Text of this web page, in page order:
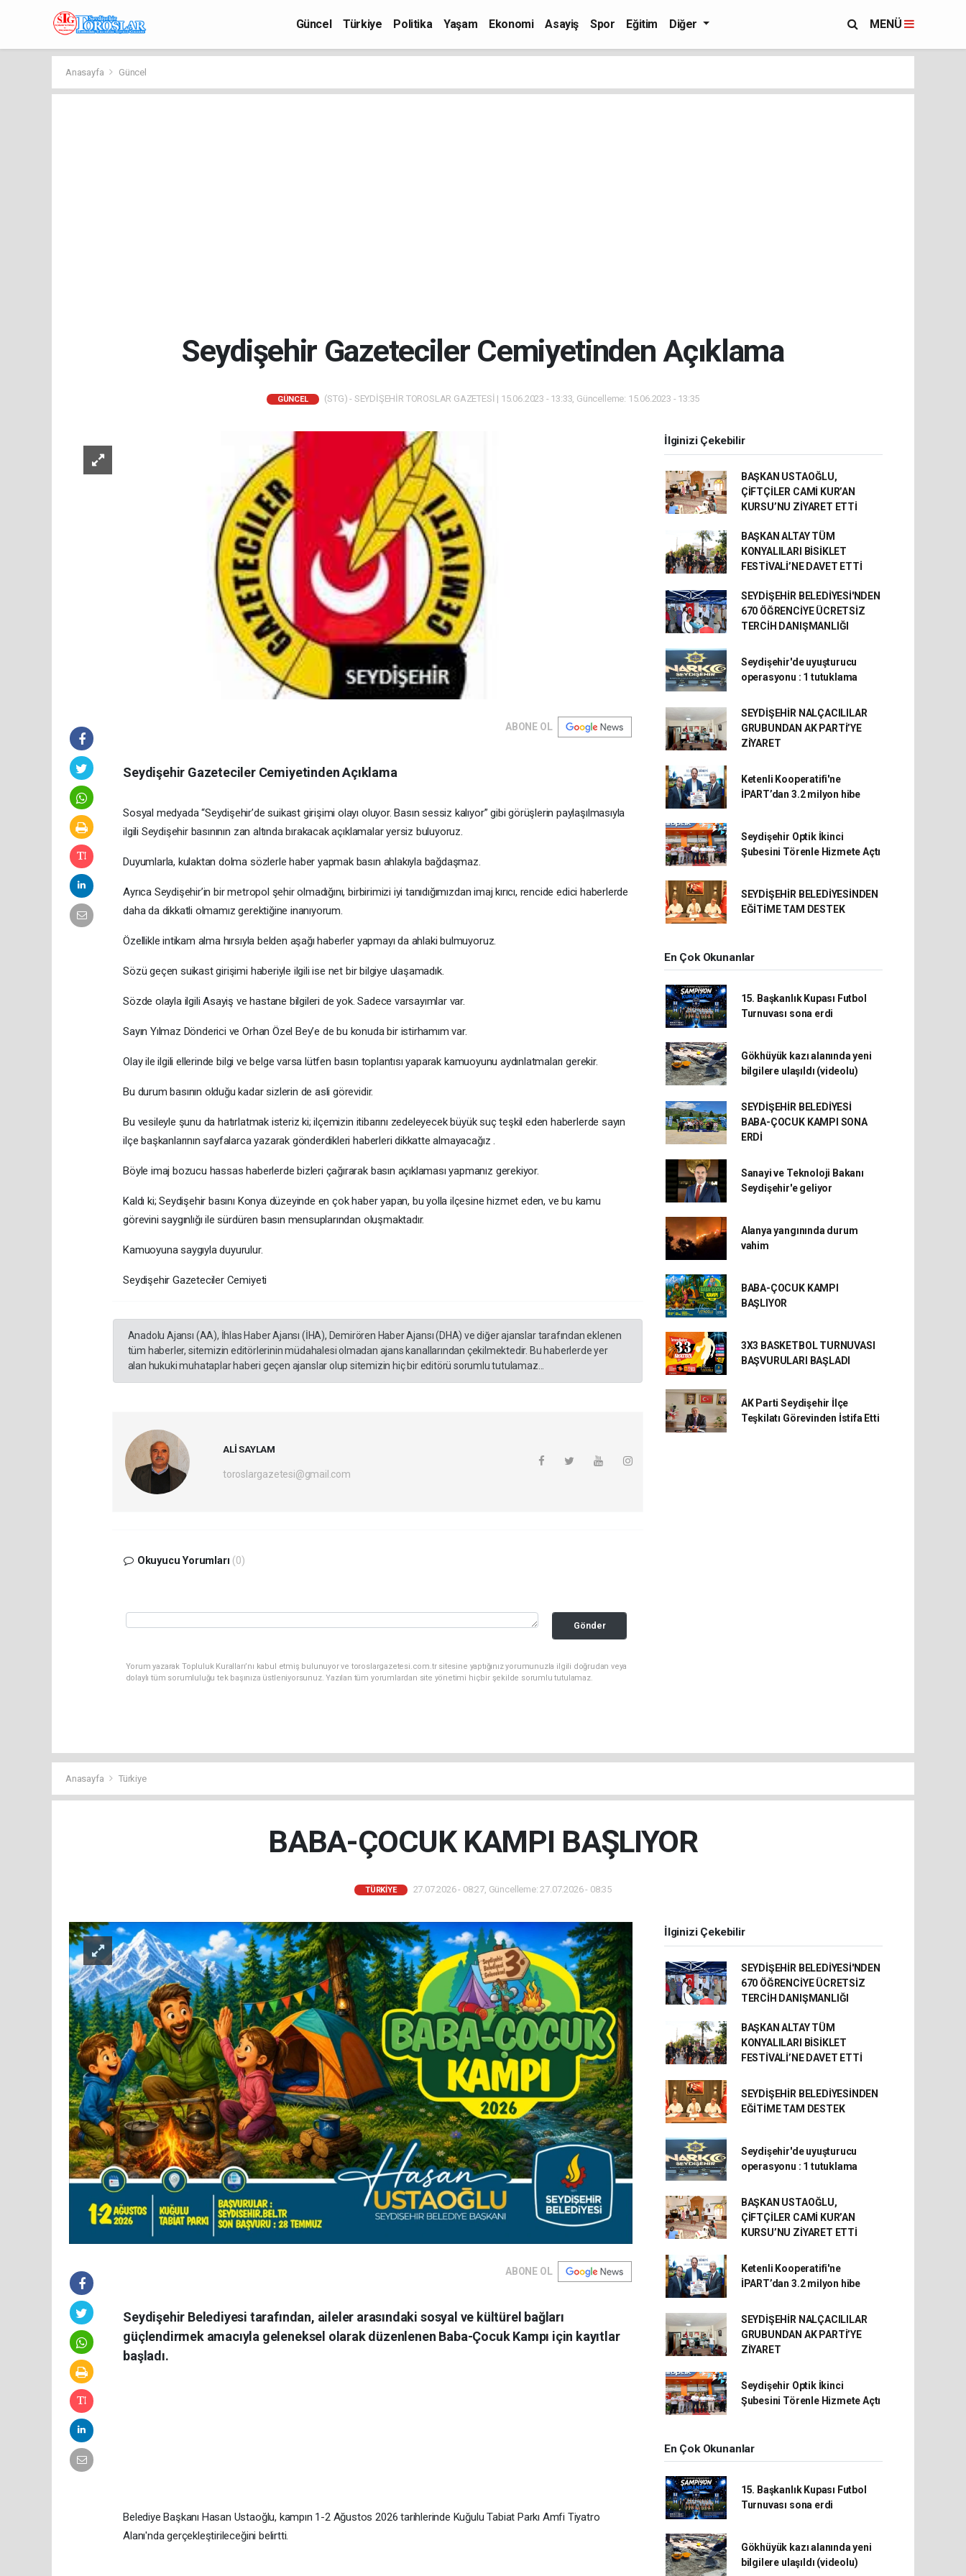
Güncel Türkiye Politika Yaşam Ekonomi Asayiş Spor Eğitim Diğer MENÜ
Anasayfa Güncel
Seydişehir Gazeteciler Cemiyetinden Açıklama
GÜNCEL (STG) - SEYDİŞEHİR TOROSLAR GAZETESİ | 15.06.2023 - 13:33, Güncelleme: 15.06.2023 - 13:35
ABONE OL
Seydişehir Gazeteciler Cemiyetinden Açıklama
Sosyal medyada “Seydişehir’de suikast girişimi olayı oluyor. Basın sessiz kalıyor” gibi görüşlerin paylaşılmasıyla
ilgili Seydişehir basınının zan altında bırakacak açıklamalar yersiz buluyoruz.
Duyumlarla, kulaktan dolma sözlerle haber yapmak basın ahlakıyla bağdaşmaz.
Ayrıca Seydişehir’in bir metropol şehir olmadığını, birbirimizi iyi tanıdığımızdan imaj kırıcı, rencide edici haberlerde
daha da dikkatli olmamız gerektiğine inanıyorum.
Özellikle intikam alma hırsıyla belden aşağı haberler yapmayı da ahlaki bulmuyoruz.
Sözü geçen suikast girişimi haberiyle ilgili ise net bir bilgiye ulaşamadık.
Sözde olayla ilgili Asayiş ve hastane bilgileri de yok. Sadece varsayımlar var.
Sayın Yılmaz Dönderici ve Orhan Özel Bey’e de bu konuda bir istirhamım var.
Olay ile ilgili ellerinde bilgi ve belge varsa lütfen basın toplantısı yaparak kamuoyunu aydınlatmaları gerekir.
Bu durum basının olduğu kadar sizlerin de asli görevidir.
Bu vesileyle şunu da hatırlatmak isteriz ki; ilçemizin itibarını zedeleyecek büyük suç teşkil eden haberlerde sayın
ilçe başkanlarının sayfalarca yazarak gönderdikleri haberleri dikkatte almayacağız .
Böyle imaj bozucu hassas haberlerde bizleri çağırarak basın açıklaması yapmanız gerekiyor.
Kaldı ki; Seydişehir basını Konya düzeyinde en çok haber yapan, bu yolla ilçesine hizmet eden, ve bu kamu
görevini saygınlığı ile sürdüren basın mensuplarından oluşmaktadır.
Kamuoyuna saygıyla duyurulur.
Seydişehir Gazeteciler Cemiyeti
Anadolu Ajansı (AA), İhlas Haber Ajansı (İHA), Demirören Haber Ajansı (DHA) ve diğer ajanslar tarafından eklenen
tüm haberler, sitemizin editörlerinin müdahalesi olmadan ajans kanallarından çekilmektedir. Bu haberlerde yer
alan hukuki muhataplar haberi geçen ajanslar olup sitemizin hiç bir editörü sorumlu tutulamaz...
ALİ SAYLAM
toroslargazetesi@gmail.com
Okuyucu Yorumları (0)
Gönder
Yorum yazarak Topluluk Kuralları’nı kabul etmiş bulunuyor ve toroslargazetesi.com.tr sitesine yaptığınız yorumunuzla ilgili doğrudan veya
dolaylı tüm sorumluluğu tek başınıza üstleniyorsunuz. Yazılan tüm yorumlardan site yönetimi hiçbir şekilde sorumlu tutulamaz.
İlginizi Çekebilir
BAŞKAN USTAOĞLU,
ÇİFTÇİLER CAMİ KUR’AN
KURSU’NU ZİYARET ETTİ
BAŞKAN ALTAY TÜM
KONYALILARI BİSİKLET
FESTİVALİ’NE DAVET ETTİ
SEYDİŞEHİR BELEDİYESİ'NDEN
670 ÖĞRENCİYE ÜCRETSİZ
TERCİH DANIŞMANLIĞI
Seydişehir'de uyuşturucu
operasyonu : 1 tutuklama
SEYDİŞEHİR NALÇACILILAR
GRUBUNDAN AK PARTİ’YE
ZİYARET
Ketenli Kooperatifi'ne
İPART’dan 3.2 milyon hibe
Seydişehir Optik İkinci
Şubesini Törenle Hizmete Açtı
SEYDİŞEHİR BELEDİYESİNDEN
EĞİTİME TAM DESTEK
En Çok Okunanlar
15. Başkanlık Kupası Futbol
Turnuvası sona erdi
Gökhüyük kazı alanında yeni
bilgilere ulaşıldı (videolu)
SEYDİŞEHİR BELEDİYESİ
BABA-ÇOCUK KAMPI SONA
ERDİ
Sanayi ve Teknoloji Bakanı
Seydişehir'e geliyor
Alanya yangınında durum
vahim
BABA-ÇOCUK KAMPI
BAŞLIYOR
3X3 BASKETBOL TURNUVASI
BAŞVURULARI BAŞLADI
AK Parti Seydişehir İlçe
Teşkilatı Görevinden İstifa Etti
Anasayfa Türkiye
BABA-ÇOCUK KAMPI BAŞLIYOR
TÜRKIYE 27.07.2026 - 08:27, Güncelleme: 27.07.2026 - 08:35
ABONE OL
Seydişehir Belediyesi tarafından, aileler arasındaki sosyal ve kültürel bağları
güçlendirmek amacıyla geleneksel olarak düzenlenen Baba-Çocuk Kampı için kayıtlar
başladı.
Belediye Başkanı Hasan Ustaoğlu, kampın 1-2 Ağustos 2026 tarihlerinde Kuğulu Tabiat Parkı Amfi Tiyatro
Alanı'nda gerçekleştirileceğini belirtti.
İlginizi Çekebilir
SEYDİŞEHİR BELEDİYESİ'NDEN
670 ÖĞRENCİYE ÜCRETSİZ
TERCİH DANIŞMANLIĞI
BAŞKAN ALTAY TÜM
KONYALILARI BİSİKLET
FESTİVALİ’NE DAVET ETTİ
SEYDİŞEHİR BELEDİYESİNDEN
EĞİTİME TAM DESTEK
Seydişehir'de uyuşturucu
operasyonu : 1 tutuklama
BAŞKAN USTAOĞLU,
ÇİFTÇİLER CAMİ KUR’AN
KURSU’NU ZİYARET ETTİ
Ketenli Kooperatifi'ne
İPART’dan 3.2 milyon hibe
SEYDİŞEHİR NALÇACILILAR
GRUBUNDAN AK PARTİ’YE
ZİYARET
Seydişehir Optik İkinci
Şubesini Törenle Hizmete Açtı
En Çok Okunanlar
15. Başkanlık Kupası Futbol
Turnuvası sona erdi
Gökhüyük kazı alanında yeni
bilgilere ulaşıldı (videolu)